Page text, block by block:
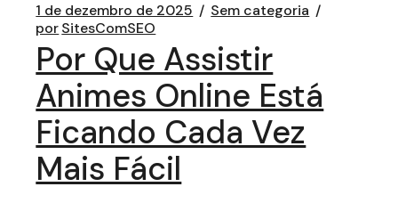
1 de dezembro de 2025
Sem categoria
porSitesComSEO
Por Que Assistir
Animes Online Está
Ficando Cada Vez
Mais Fácil